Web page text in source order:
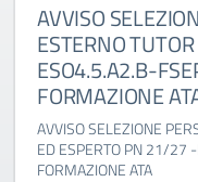
AVVISO
ESTERNO
ESO4.5.A2.B-
FORMAZIONE
AVVISO SELEZIONE
ED ESPERTO PN 21/
FORMAZIONE ATA